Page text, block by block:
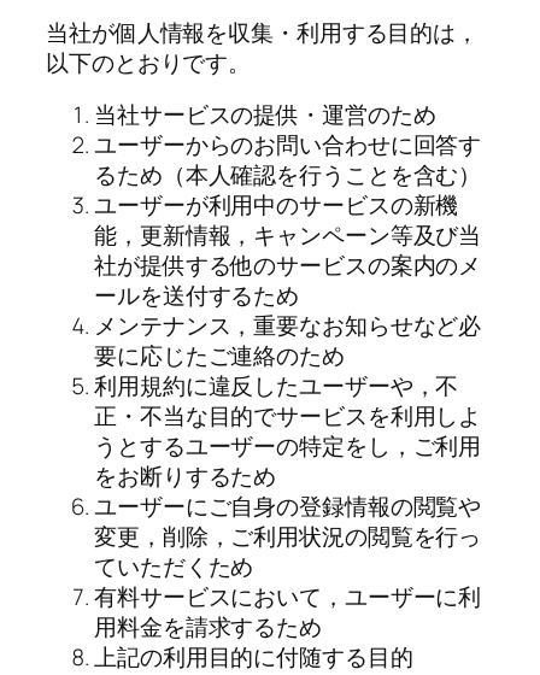
当社が個人情報を収集・利用する目的は，
以下のとおりです。
当社サービスの提供・運営のため
ユーザーからのお問い合わせに回答す
るため（本人確認を行うことを含む）
ユーザーが利用中のサービスの新機
能，更新情報，キャンペーン等及び当
社が提供する他のサービスの案内のメ
ールを送付するため
メンテナンス，重要なお知らせなど必
要に応じたご連絡のため
利用規約に違反したユーザーや，不
正・不当な目的でサービスを利用しよ
うとするユーザーの特定をし，ご利用
をお断りするため
ユーザーにご自身の登録情報の閲覧や
変更，削除，ご利用状況の閲覧を行っ
ていただくため
有料サービスにおいて，ユーザーに利
用料金を請求するため
上記の利用目的に付随する目的